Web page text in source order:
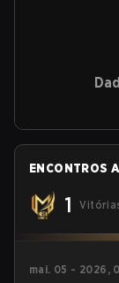
ENCONTROS
1
mai. 05 - 2026,